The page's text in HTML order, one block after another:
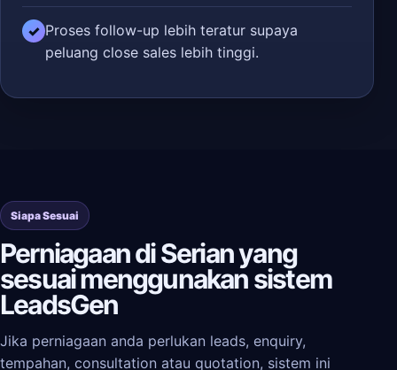
✓ Proses follow-up lebih teratur supaya
peluang close sales lebih tinggi.
Siapa Sesuai
Perniagaan di Serian yang
sesuai menggunakan sistem
LeadsGen
Jika perniagaan anda perlukan leads, enquiry,
tempahan, consultation atau quotation, sistem ini